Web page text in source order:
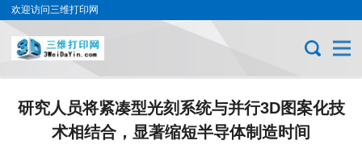
欢迎访问三维打印网
研究人员将紧凑型光刻系统与并行3D图案化技
术相结合，显著缩短半导体制造时间